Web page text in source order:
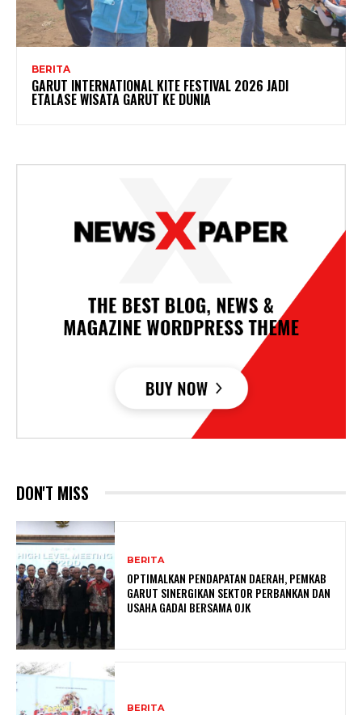
BERITA
GARUT INTERNATIONAL KITE FESTIVAL 2026 JADI
ETALASE WISATA GARUT KE DUNIA
DON'T MISS
BERITA
OPTIMALKAN PENDAPATAN DAERAH, PEMKAB
GARUT SINERGIKAN SEKTOR PERBANKAN DAN
USAHA GADAI BERSAMA OJK
BERITA